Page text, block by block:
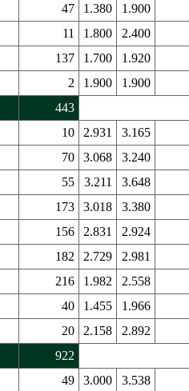
47 1.380
1.900
11 1.800
2.400
137 1.700
1.920
2 1.900
1.900
443
10 2.931
3.165
70 3.068
3.240
55 3.211
3.648
173 3.018
3.380
156 2.831
2.924
182 2.729
2.981
216 1.982
2.558
40 1.455
1.966
20 2.158
2.892
922
49 3.000
3.538